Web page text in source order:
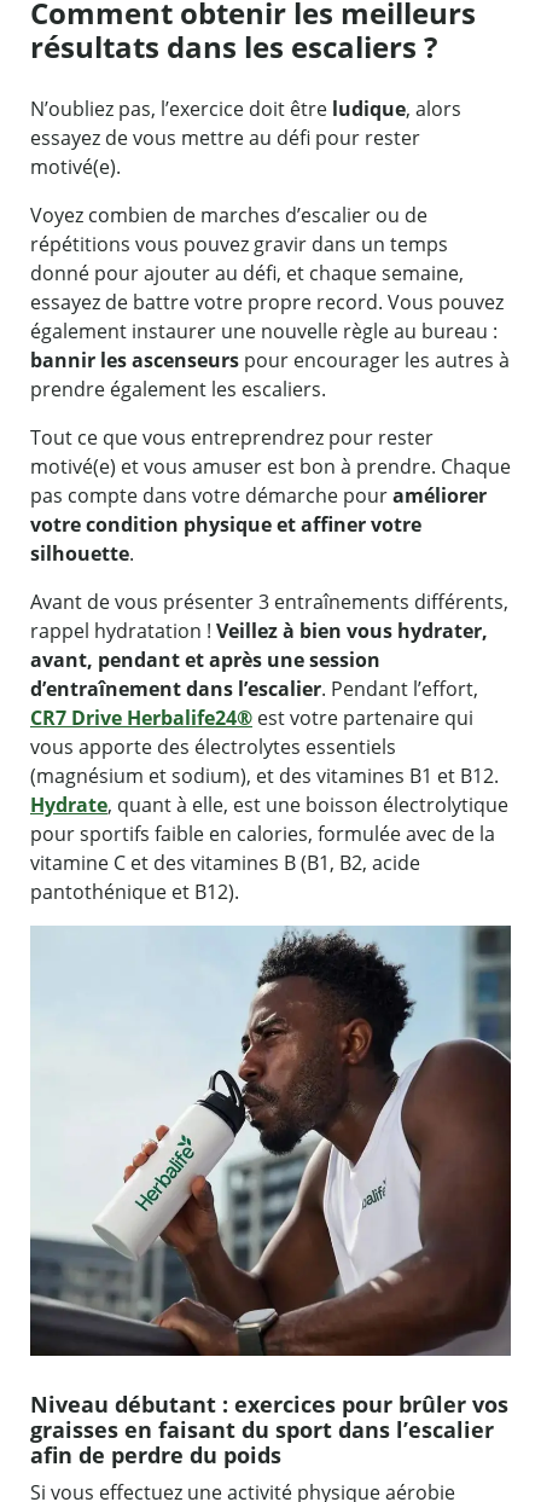
Comment obtenir les meilleurs
résultats dans les escaliers ?
N’oubliez pas, l’exercice doit être ludique, alors
essayez de vous mettre au défi pour rester
motivé(e).
Voyez combien de marches d’escalier ou de
répétitions vous pouvez gravir dans un temps
donné pour ajouter au défi, et chaque semaine,
essayez de battre votre propre record. Vous pouvez
également instaurer une nouvelle règle au bureau :
bannir les ascenseurs pour encourager les autres à
prendre également les escaliers.
Tout ce que vous entreprendrez pour rester
motivé(e) et vous amuser est bon à prendre. Chaque
pas compte dans votre démarche pouraméliorer
votre condition physique et affiner votre
silhouette.
Avant de vous présenter 3 entraînements différents,
rappel hydratation ! Veillez à bien vous hydrater,
avant, pendant et après une session
d’entraînement dans l’escalier. Pendant l’effort,
CR7 Drive Herbalife24® est votre partenaire qui
vous apporte des électrolytes essentiels
(magnésium et sodium), et des vitamines B1 et B12.
Hydrate, quant à elle, est une boisson électrolytique
pour sportifs faible en calories, formulée avec de la
vitamine C et des vitamines B (B1, B2, acide
pantothénique et B12).
Niveau débutant : exercices pour brûler vos
graisses en faisant du sport dans l’escalier
afin de perdre du poids
Si vous effectuez une activité physique aérobie